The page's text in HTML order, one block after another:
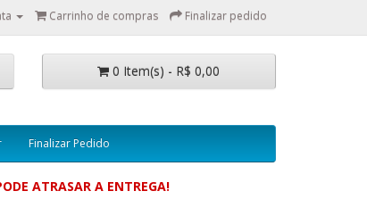
Carrinho de compras Finalizar pedido
0 Item(s) - R$ 0,00
Finalizar Pedido
ATRASAR A ENTREGA!